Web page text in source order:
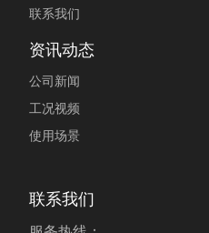
联系我们
资讯动态
公司新闻
工况视频
使用场景
联系我们